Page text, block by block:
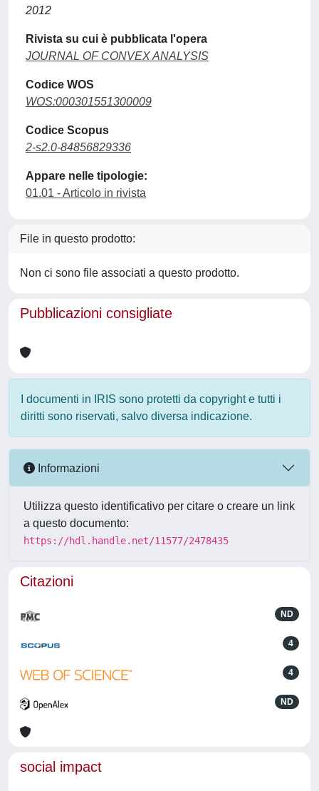
2012
Rivista su cui è pubblicata l'opera
JOURNAL OF CONVEX ANALYSIS
Codice WOS
WOS:000301551300009
Codice Scopus
2-s2.0-84856829336
Appare nelle tipologie:
01.01 - Articolo in rivista
File in questo prodotto:
Non ci sono file associati a questo prodotto.
Pubblicazioni consigliate
I documenti in IRIS sono protetti da copyright e tutti i
diritti sono riservati, salvo diversa indicazione.
Informazioni
Utilizza questo identificativo per citare o creare un link
a questo documento:
https://hdl.handle.net/11577/2478435
Citazioni
ND
4
4
ND
social impact